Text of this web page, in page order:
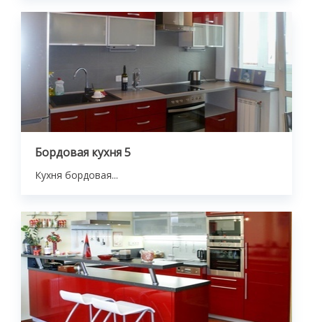
Бордовая кухня 5
Кухня бордовая...